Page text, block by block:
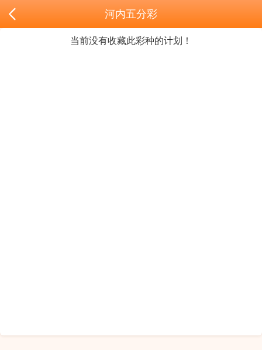
河内五分彩
当前没有收藏此彩种的计划！